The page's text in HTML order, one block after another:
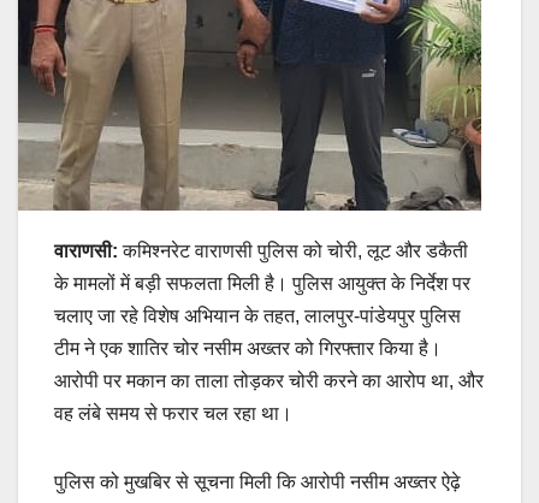
वाराणसी: कमिश्नरेट वाराणसी पुलिस को चोरी, लूट और डकैती
के मामलों में बड़ी सफलता मिली है। पुलिस आयुक्त के निर्देश पर
चलाए जा रहे विशेष अभियान के तहत, लालपुर-पांडेयपुर पुलिस
टीम ने एक शातिर चोर नसीम अख्तर को गिरफ्तार किया है।
आरोपी पर मकान का ताला तोड़कर चोरी करने का आरोप था, और
वह लंबे समय से फरार चल रहा था।
पुलिस को मुखबिर से सूचना मिली कि आरोपी नसीम अख्तर ऐढ़े